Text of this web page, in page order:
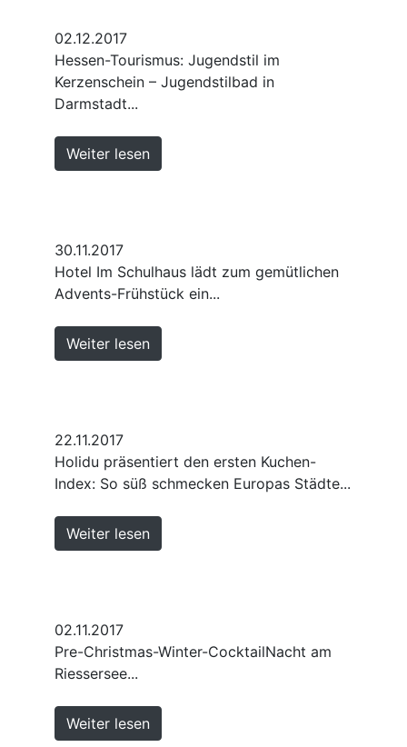
02.12.2017
Hessen-Tourismus: Jugendstil im
Kerzenschein – Jugendstilbad in
Darmstadt...
Weiter lesen
30.11.2017
Hotel Im Schulhaus lädt zum gemütlichen
Advents-Frühstück ein...
Weiter lesen
22.11.2017
Holidu präsentiert den ersten Kuchen-
Index: So süß schmecken Europas Städte...
Weiter lesen
02.11.2017
Pre-Christmas-Winter-CocktailNacht am
Riessersee...
Weiter lesen